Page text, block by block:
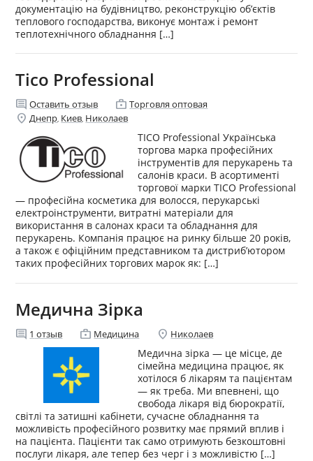
документацію на будівництво, реконструкцію об’єктів
теплового господарства, виконує монтаж і ремонт
теплотехнічного обладнання […]
Tico Professional
comment Оставить отзыв enterprise Торговля оптовая
location_on Днепр, Киев, Николаев
TICO Professional Українська
торгова марка професійних
інструментів для перукарень та
салонів краси. В асортименті
торгової марки TICO Professional
— професійна косметика для волосся, перукарські
електроінструменти, витратні матеріали для
використання в салонах краси та обладнання для
перукарень. Компанія працює на ринку більше 20 років,
а також є офіційним представником та дистриб’ютором
таких професійних торгових марок як: […]
Медична Зірка
comment 1 отзыв enterprise Медицина location_on Николаев
Медична зірка — це місце, де
сімейна медицина працює, як
хотілося б лікарям та пацієнтам
— як треба. Ми впевнені, що
свобода лікаря від бюрократії,
світлі та затишні кабінети, сучасне обладнання та
можливість професійного розвитку має прямий вплив і
на пацієнта. Пацієнти так само отримують безкоштовні
послуги лікаря, але тепер без черг і з можливістю […]